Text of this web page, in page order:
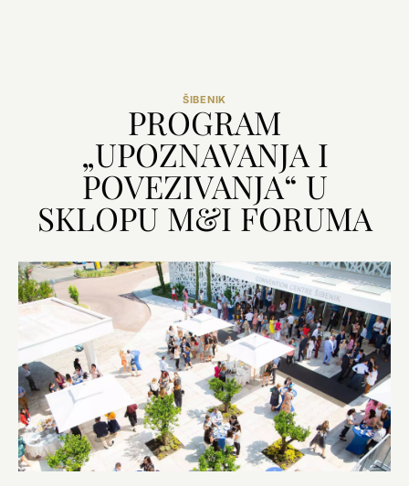
ŠIBENIK
PROGRAM
„UPOZNAVANJA I
POVEZIVANJA“ U
SKLOPU M&I FORUMA